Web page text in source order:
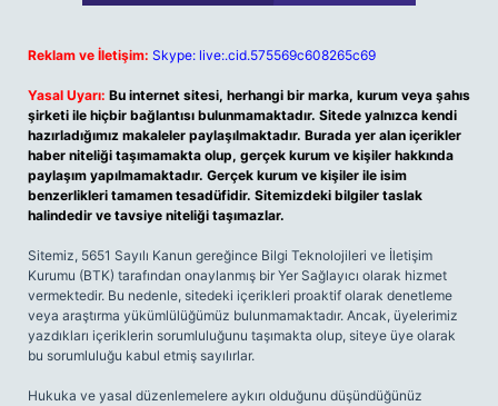
Reklam ve İletişim: Skype: live:.cid.575569c608265c69
Yasal Uyarı: Bu internet sitesi, herhangi bir marka, kurum veya şahıs
şirketi ile hiçbir bağlantısı bulunmamaktadır. Sitede yalnızca kendi
hazırladığımız makaleler paylaşılmaktadır. Burada yer alan içerikler
haber niteliği taşımamakta olup, gerçek kurum ve kişiler hakkında
paylaşım yapılmamaktadır. Gerçek kurum ve kişiler ile isim
benzerlikleri tamamen tesadüfidir. Sitemizdeki bilgiler taslak
halindedir ve tavsiye niteliği taşımazlar.
Sitemiz, 5651 Sayılı Kanun gereğince Bilgi Teknolojileri ve İletişim
Kurumu (BTK) tarafından onaylanmış bir Yer Sağlayıcı olarak hizmet
vermektedir. Bu nedenle, sitedeki içerikleri proaktif olarak denetleme
veya araştırma yükümlülüğümüz bulunmamaktadır. Ancak, üyelerimiz
yazdıkları içeriklerin sorumluluğunu taşımakta olup, siteye üye olarak
bu sorumluluğu kabul etmiş sayılırlar.
Hukuka ve yasal düzenlemelere aykırı olduğunu düşündüğünüz